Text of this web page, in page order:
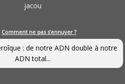
jacou
Comment ne pas s’ennuyer ?
: de notre ADN double à notre
ADN total...